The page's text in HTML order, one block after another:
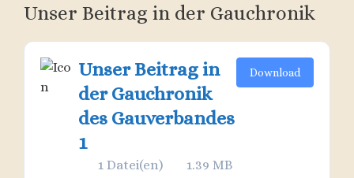
Unser Beitrag in der Gauchronik
Unser Beitrag in
der Gauchronik
des Gauverbandes
1
1 Datei(en) 1.39 MB
Download